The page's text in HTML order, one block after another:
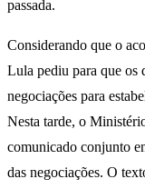
passada.
Considerando que o
Lula pediu para que os
negociações para
Nesta tarde, o
comunicado conjunto
das negociações. O